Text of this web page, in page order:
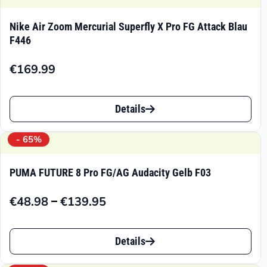
Nike Air Zoom Mercurial Superfly X Pro FG Attack Blau
F446
€169.99
Dieses
Produkt
weist
auf.
Die
Optionen
Details
- 65%
PUMA FUTURE 8 Pro FG/AG Audacity Gelb F03
€48.98–€139.95
Preisspanne:
€139.95
Dieses
Produkt
Details